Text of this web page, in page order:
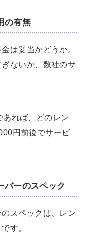
の有無
は妥当かどうか。
ないか、数社のサ
れば、どのレン
円前後でサービ
ーのスペック
スペックは、レン
す。